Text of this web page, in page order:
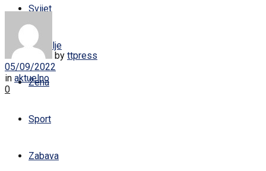
Svijet
Zdravlje
Žena
Sport
Zabava
by ttpress
05/09/2022
in aktuelno
0